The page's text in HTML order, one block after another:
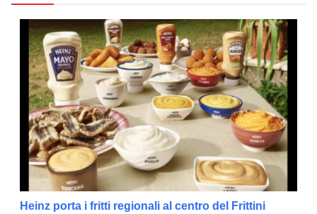
Heinz porta i fritti regionali al centro del Frittini